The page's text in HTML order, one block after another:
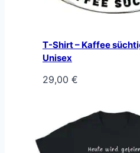
T-Shirt – Kaffee
Unisex
29,00 €